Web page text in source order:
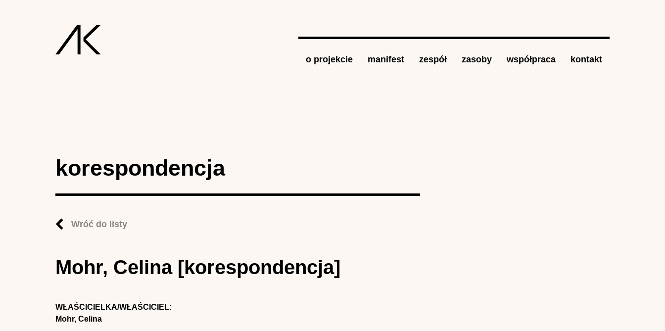
o projekcie manifest zespół zasoby współpraca kontakt
korespondencja
Wróć do listy
Mohr, Celina [korespondencja]
WŁAŚCICIELKA/WŁAŚCICIEL:
Mohr, Celina